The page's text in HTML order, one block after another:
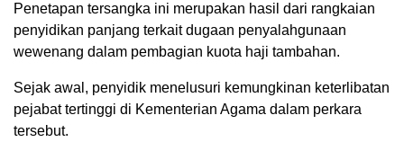
Penetapan tersangka ini merupakan hasil dari rangkaian
penyidikan panjang terkait dugaan penyalahgunaan
wewenang dalam pembagian kuota haji tambahan.
Sejak awal, penyidik menelusuri kemungkinan keterlibatan
pejabat tertinggi di Kementerian Agama dalam perkara
tersebut.